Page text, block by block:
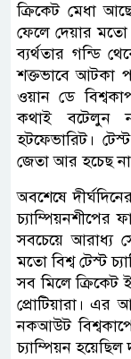
ক্রিকেট মেধা
ফেলে দেয়ার মতো
ব্যর্থতার গন্ডি
শক্তভাবে আটকা
ওয়ান ডে
কথাই বটেলুন
হটফেভারিট।
জেতা আর হচেছ
অবশেষে
চ্যাম্পিয়নশীপের
সবচেয়ে আরাধ্য
মতো বিশ্ব টেস্ট
সব মিলে ক্রিকেট
প্রোটিয়ারা। এর
নকআউট
চ্যাম্পিয়ন হয়েছিল